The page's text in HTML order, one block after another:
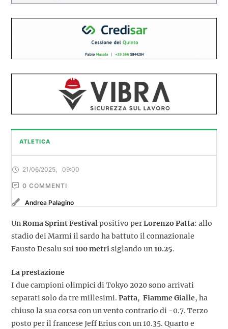
ATLETICA
21/06/2025, 09:00
0 COMMENTI
Andrea Palagino
UnRoma Sprint Festivalpositivo perLorenzo Patta: allo
stadio dei Marmi il sardo ha battuto il connazionale
Fausto Desalu sui100 metrisiglando un10.25.
La prestazione
I due campioni olimpici di Tokyo 2020 sono arrivati
separati solo da tre millesimi. Patta, Fiamme Gialle, ha
chiuso la sua corsa con un vento contrario di -0.7. Terzo
posto per il francese Jeff Erius con un 10.35. Quarto e